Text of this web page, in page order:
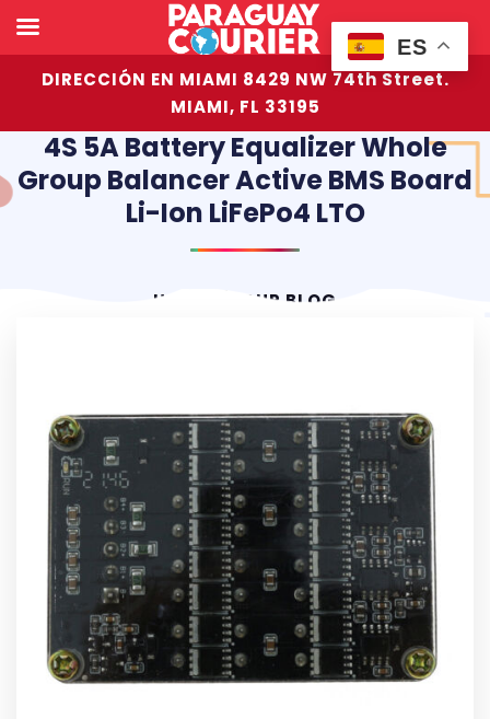
DIRECCIÓN EN MIAMI 8429 NW 74th Street.
MIAMI, FL 33195
4S 5A Battery Equalizer Whole
Group Balancer Active BMS Board
Li-Ion LiFePo4 LTO
HOME OUR BLOG
ES